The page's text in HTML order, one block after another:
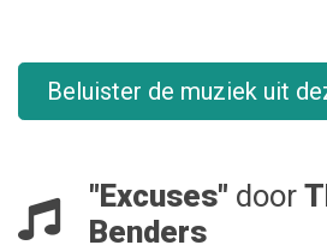
Beluister de muziek uit
"Excuses" door
Benders